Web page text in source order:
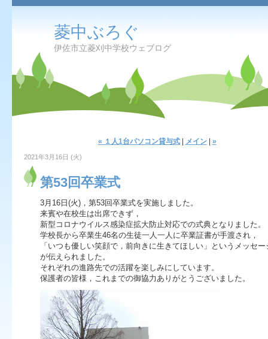
菱中ぶろぐ
伊佐市立菱刈中学校ウェブログ
« １人1台パソコン貸与式| メイン| »
2021年3月16日 (火)
第53回卒業式
3月16日(火)，第53回卒業式を実施しました。
来賓や在校生は出席できず，
新型コロナウイルス感染症拡大防止対応での式典となりました。
学校長から卒業生46名の生徒一人一人に卒業証書が手渡され，
「いつも優しい笑顔で，前向きに生きてほしい」というメッセー
が伝えられました。
それぞれの進路先での活躍を楽しみにしています。
保護者の皆様，これまでの御協力ありがとうございました。